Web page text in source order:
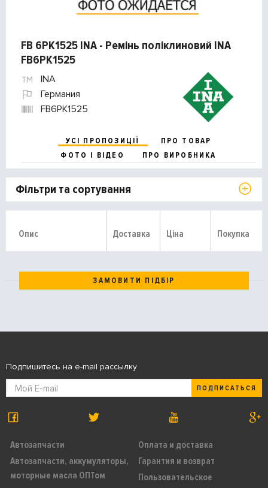
FB 6PK1525 INA - Ремінь поліклиновий INA
FB6PK1525
INA
Германия
FB6PK1525
УСІ ПРОПОЗИЦІЇ
ПРО ТОВАР
ФОТО І ВІДЕО
ПРО ВИРОБНИКА
Фільтри та сортування
Опис Доставка Ціна Покупка
ЗАМОВИТИ ПІДБІР
Автозапчасти
Автозапчасти, аккумуляторы,
моторные масла ОПТом
Оплата и доставка
Гарантия и возврат
Пользовательское
Подпишитесь на e-mail рассылку
ПОДПИСАТЬСЯ